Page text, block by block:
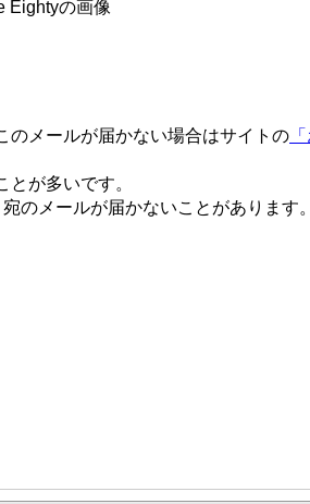
のメールが届かない場合はサイトの
が多いです。
のメールが届かないことがあります。